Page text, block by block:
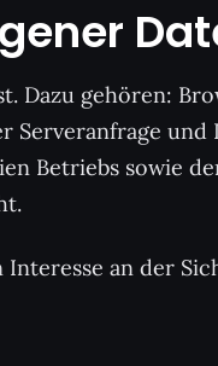
Dazu gehören:
und
Betriebs sowie
Interesse an der